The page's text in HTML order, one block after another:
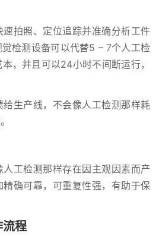
拍照、定位追踪并准确分析工件
检测设备可以代替5 – 7个人工检
，并且可以24小时不间断运行，
生产线，不会像人工检测那样耗
工检测那样存在因主观因素而产
确可靠，可重复性强，有助于保
流程